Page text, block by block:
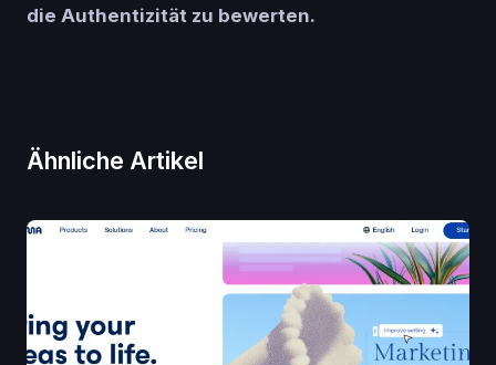
die Authentizität zu bewerten.
Ähnliche Artikel